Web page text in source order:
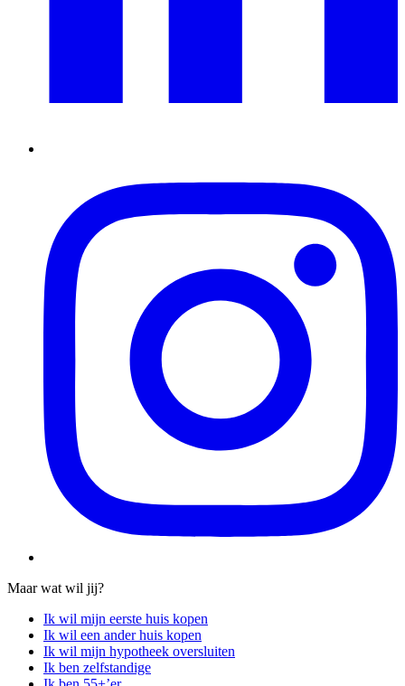
Maar wat wil jij?
Ik wil mijn eerste huis kopen
Ik wil een ander huis kopen
Ik wil mijn hypotheek oversluiten
Ik ben zelfstandige